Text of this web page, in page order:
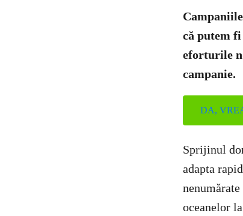
că putem fi
eforturile
campanie.
DA,
Sprijinul
adapta
oceanelor